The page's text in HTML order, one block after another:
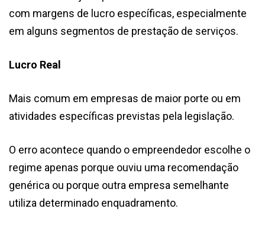
com margens de lucro específicas, especialmente
em alguns segmentos de prestação de serviços.
Lucro Real
Mais comum em empresas de maior porte ou em
atividades específicas previstas pela legislação.
O erro acontece quando o empreendedor escolhe o
regime apenas porque ouviu uma recomendação
genérica ou porque outra empresa semelhante
utiliza determinado enquadramento.